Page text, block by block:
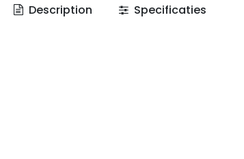
Description Specificaties